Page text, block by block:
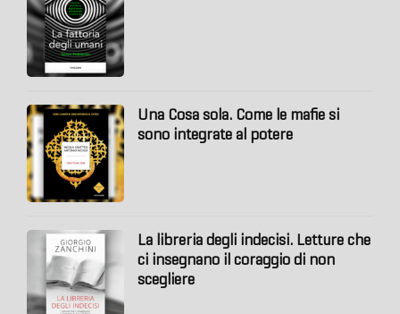
Una Cosa sola. Come le mafie si
sono integrate al potere
La libreria degli indecisi. Letture che
ci insegnano il coraggio di non
scegliere